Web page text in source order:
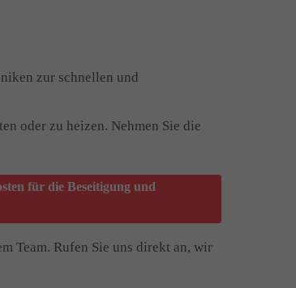
zur schnellen und
oder zu heizen. Nehmen Sie die
für die Beseitigung und
Team. Rufen Sie uns direkt an, wir